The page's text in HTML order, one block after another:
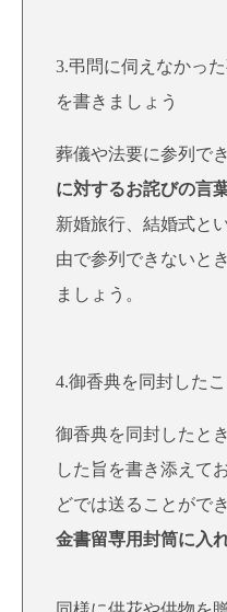
3.弔問に伺えなかっ
を書きましょう
葬儀や法要に参列で
に対するお詫びの言
新婚旅行、結婚式と
由で参列できないと
ましょう。
4.御香典を同封した
御香典を同封したと
した旨を書き添えて
どでは送ることがで
金書留専用封筒に入